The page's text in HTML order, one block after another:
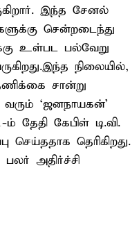
இந்த சேனல்
சென்றடைந்து
உள்பட பல்வேறு
நிலையில்,
சான்று
வரும் ‘ஜனநாயகன்’
தேதி கேபிள் டி.வி.
செய்ததாக தெரிகிறது.
அதிர்ச்சி